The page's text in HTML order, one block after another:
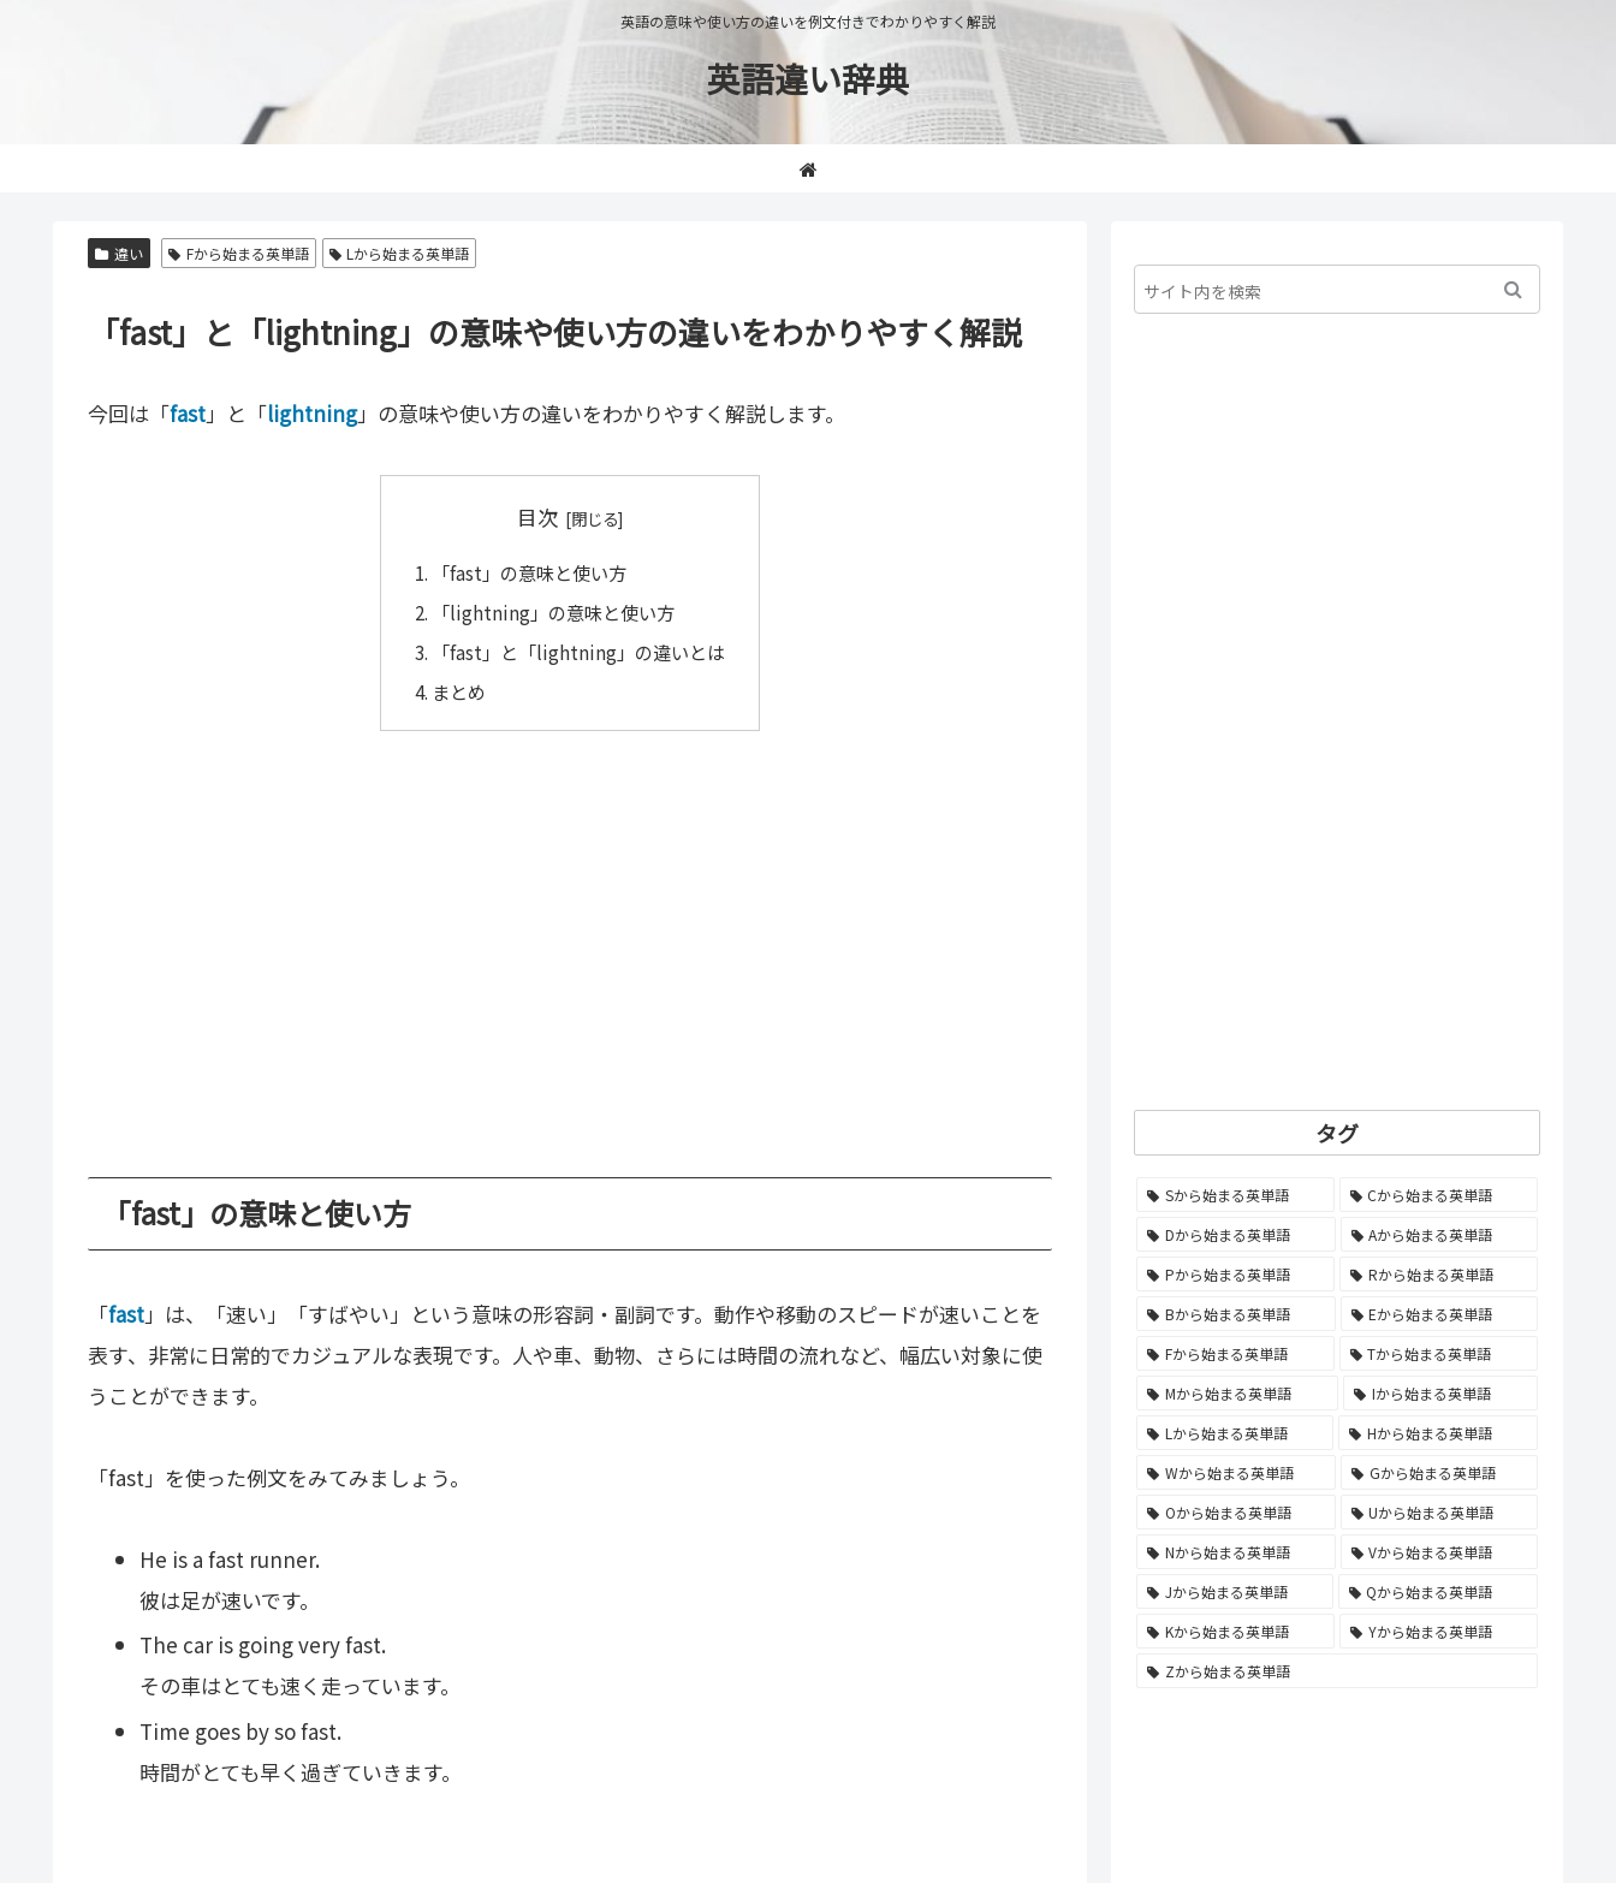
英語の意味や使い方の違いを例文付きでわかりやすく解説
英語違い辞典
違い Fから始まる英単語 Lから始まる英単語
「fast」と「lightning」の意味や使い方の違いをわかりやすく解説
今回は「fast」と「lightning」の意味や使い方の違いをわかりやすく解説します。
目次
「fast」の意味と使い方
「lightning」の意味と使い方
「fast」と「lightning」の違いとは
まとめ
「fast」の意味と使い方
「fast」は、「速い」「すばやい」という意味の形容詞・副詞です。動作や移動のスピードが速いことを
表す、非常に日常的でカジュアルな表現です。人や車、動物、さらには時間の流れなど、幅広い対象に使
うことができます。
「fast」を使った例文をみてみましょう。
He is a fast runner.
彼は足が速いです。
The car is going very fast.
その車はとても速く走っています。
Time goes by so fast.
時間がとても早く過ぎていきます。
タグ
Sから始まる英単語
Cから始まる英単語
Dから始まる英単語
Aから始まる英単語
Pから始まる英単語
Rから始まる英単語
Bから始まる英単語
Eから始まる英単語
Fから始まる英単語
Tから始まる英単語
Mから始まる英単語
Iから始まる英単語
Lから始まる英単語
Hから始まる英単語
Wから始まる英単語
Gから始まる英単語
Oから始まる英単語
Uから始まる英単語
Nから始まる英単語
Vから始まる英単語
Jから始まる英単語
Qから始まる英単語
Kから始まる英単語
Yから始まる英単語
Zから始まる英単語